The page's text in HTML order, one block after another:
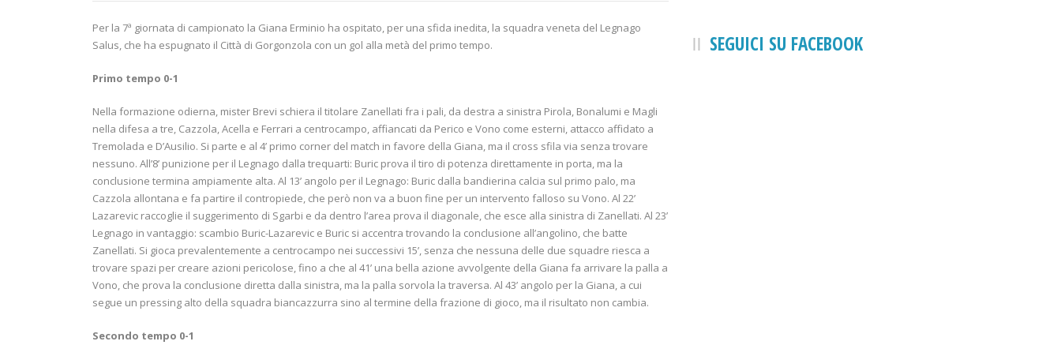
Per la 7ª giornata di campionato la Giana Erminio ha ospitato, per una sfida inedita, la squadra veneta del Legnago
Salus, che ha espugnato il Città di Gorgonzola con un gol alla metà del primo tempo.
Primo tempo 0-1
Nella formazione odierna, mister Brevi schiera il titolare Zanellati fra i pali, da destra a sinistra Pirola, Bonalumi e Magli
nella difesa a tre, Cazzola, Acella e Ferrari a centrocampo, affiancati da Perico e Vono come esterni, attacco affidato a
Tremolada e D’Ausilio. Si parte e al 4’ primo corner del match in favore della Giana, ma il cross sfila via senza trovare
nessuno. All’8’ punizione per il Legnago dalla trequarti: Buric prova il tiro di potenza direttamente in porta, ma la
conclusione termina ampiamente alta. Al 13’ angolo per il Legnago: Buric dalla bandierina calcia sul primo palo, ma
Cazzola allontana e fa partire il contropiede, che però non va a buon fine per un intervento falloso su Vono. Al 22’
Lazarevic raccoglie il suggerimento di Sgarbi e da dentro l’area prova il diagonale, che esce alla sinistra di Zanellati. Al 23’
Legnago in vantaggio: scambio Buric-Lazarevic e Buric si accentra trovando la conclusione all’angolino, che batte
Zanellati. Si gioca prevalentemente a centrocampo nei successivi 15’, senza che nessuna delle due squadre riesca a
trovare spazi per creare azioni pericolose, fino a che al 41’ una bella azione avvolgente della Giana fa arrivare la palla a
Vono, che prova la conclusione diretta dalla sinistra, ma la palla sorvola la traversa. Al 43’ angolo per la Giana, a cui
segue un pressing alto della squadra biancazzurra sino al termine della frazione di gioco, ma il risultato non cambia.
Secondo tempo 0-1
SEGUICI SU FACEBOOK